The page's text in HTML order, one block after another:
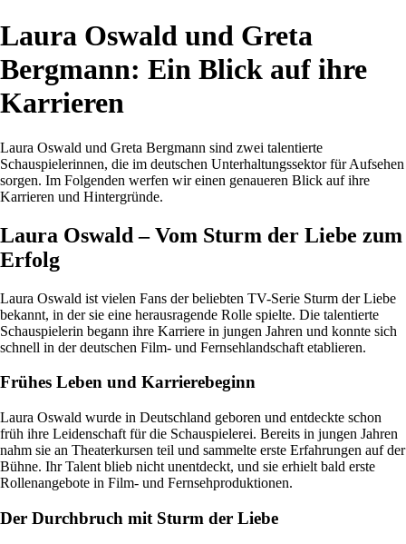
Laura Oswald und Greta
Bergmann: Ein Blick auf ihre
Karrieren
Laura Oswald und Greta Bergmann sind zwei talentierte
Schauspielerinnen, die im deutschen Unterhaltungssektor für Aufsehen
sorgen. Im Folgenden werfen wir einen genaueren Blick auf ihre
Karrieren und Hintergründe.
Laura Oswald – Vom Sturm der Liebe zum
Erfolg
Laura Oswald ist vielen Fans der beliebten TV-Serie Sturm der Liebe
bekannt, in der sie eine herausragende Rolle spielte. Die talentierte
Schauspielerin begann ihre Karriere in jungen Jahren und konnte sich
schnell in der deutschen Film- und Fernsehlandschaft etablieren.
Frühes Leben und Karrierebeginn
Laura Oswald wurde in Deutschland geboren und entdeckte schon
früh ihre Leidenschaft für die Schauspielerei. Bereits in jungen Jahren
nahm sie an Theaterkursen teil und sammelte erste Erfahrungen auf der
Bühne. Ihr Talent blieb nicht unentdeckt, und sie erhielt bald erste
Rollenangebote in Film- und Fernsehproduktionen.
Der Durchbruch mit Sturm der Liebe